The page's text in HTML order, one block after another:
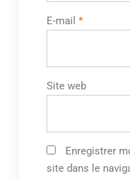
E-mail *
Site web
Enregistrer
site dans le